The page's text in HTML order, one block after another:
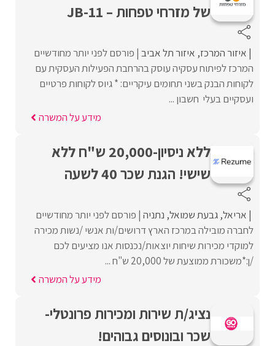
של מזרחי טפחות – JB-11
איזור המרכז איזור תל אביב פורסם לפני יותר מחודשיים
המרכז לפיתוח עסקיה עוסק בהרחבת הפעילות העסקית עם
לקוחות הבנק בשני תחומים עיקריים: * גיוס לקוחות פרטיים
ועסקיים בעלי חשבון ...
מידע על המשרה
ללא ניסיון-20,000 ש"ח ‏ללא
שישי! הגנת שכר 40 לשעה
אריאל גבעת שמואל נתניה פורסם לפני יותר מחודשיים
לחברה מובילה במרכז הארץ דרושים/ות אנשי /נשות מכירה
למוקדי מכירות שיחות יוצאות/נכנסות אנו מציעים לכם
/ן:*משכורת ממוצעת של 20,000 ש"ח ...
מידע על המשרה
נציג/ת שירות ומכירות פרונטלי-
שכר ובונוסים גבוהים!